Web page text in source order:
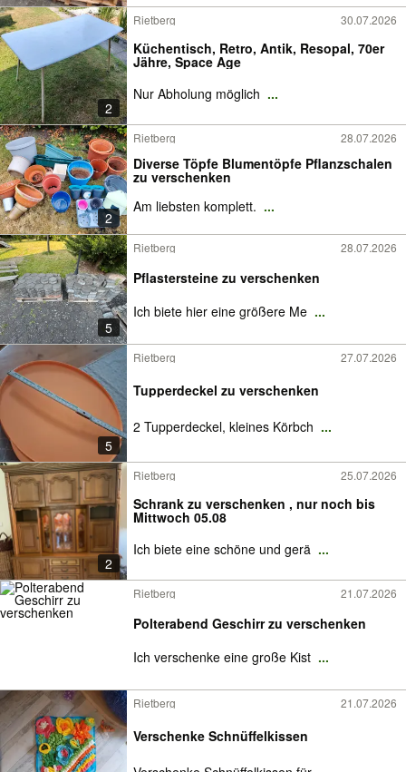
2
Rietberg 30.07.2026
Küchentisch, Retro, Antik, Resopal, 70er
Jähre, Space Age
Nur Abholung möglich ...
2
Rietberg 28.07.2026
Diverse Töpfe Blumentöpfe Pflanzschalen
zu verschenken
Am liebsten komplett. ...
5
Rietberg 28.07.2026
Pflastersteine zu verschenken
Ich biete hier eine größere Me ...
5
Rietberg 27.07.2026
Tupperdeckel zu verschenken
2 Tupperdeckel, kleines Körbch ...
2
Rietberg 25.07.2026
Schrank zu verschenken , nur noch bis
Mittwoch 05.08
Ich biete eine schöne und gerä ...
Rietberg 21.07.2026
Polterabend Geschirr zu verschenken
Ich verschenke eine große Kist ...
Rietberg 21.07.2026
Verschenke Schnüffelkissen